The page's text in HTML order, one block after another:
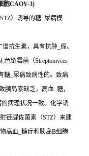
胞CAOV-3)
）诱导的糖_尿病模
抗生素，具有抗肿_瘤、
链霉菌（Streptomyces
糖_尿病致病性的。致病
胰岛素缺乏，高血_糖，
病理状况一致。化学诱
链脲佐菌素（STZ）来建
高血_糖症和胰岛B细胞